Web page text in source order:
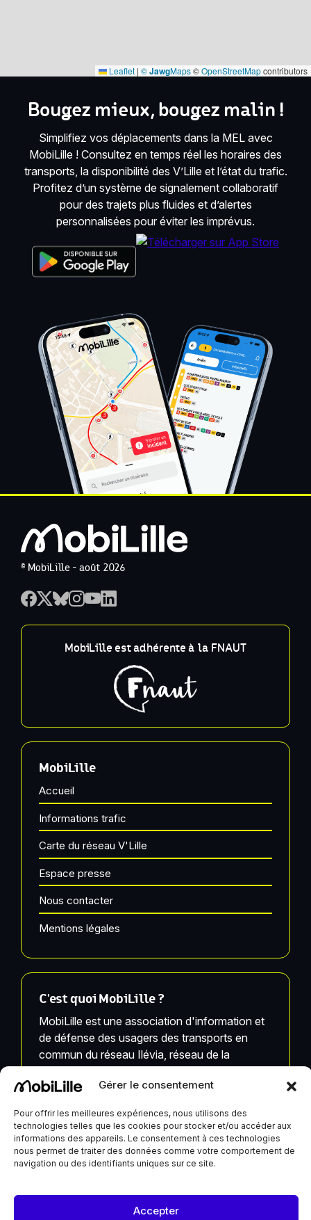
Gérer le consentement
Pour offrir les meilleures expériences, nous utilisons des
technologies telles que les cookies pour stocker et/ou accéder aux
informations des appareils. Le consentement à ces technologies
nous permet de traiter des données comme votre comportement de
navigation ou des identifiants uniques sur ce site.
Accepter
Leaflet | ©JawgMaps©OpenStreetMapcontributors
Bougez mieux, bougez malin !
Simplifiez vos déplacements dans la MEL avec
MobiLille ! Consultez en temps réel les horaires des
transports, la disponibilité des V’Lille et l’état du trafic.
Profitez d’un système de signalement collaboratif
pour des trajets plus fluides et d’alertes
personnalisées pour éviter les imprévus.
© MobiLille - août 2026
MobiLille est adhérente à la FNAUT
MobiLille
Accueil
Informations trafic
Carte du réseau V'Lille
Espace presse
Nous contacter
Mentions légales
C'est quoi MobiLille ?
MobiLille est une association d'information et
de défense des usagers des transports en
commun du réseau Ilévia, réseau de la
sont pas liées à Ilévia.
MobiLille reçoit un soutien de la Ville de Lille et du